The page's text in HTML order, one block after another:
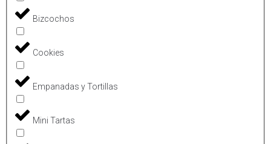
Bizcochos
Cookies
Empanadas y Tortillas
Mini Tartas